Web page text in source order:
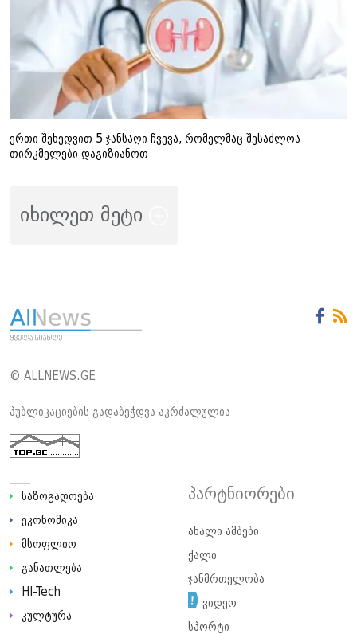
ერთი შეხედვით 5 ჯანსაღი ჩვევა, რომელმაც შესაძლოა
თირკმელები დაგიზიანოთ
იხილეთ მეტი
© ALLNEWS.GE
პუბლიკაციების გადაბეჭდვა აკრძალულია
საზოგადოება
ეკონომიკა
მსოფლიო
განათლება
HI-Tech
კულტურა
პარტნიორები
ახალი ამბები
ქალი
ჯანმრთელობა
ვიდეო
სპორტი